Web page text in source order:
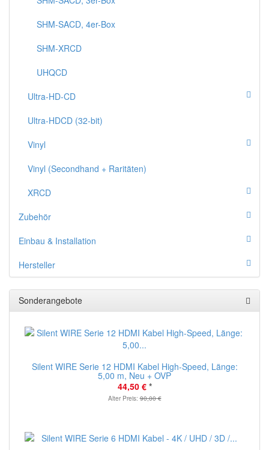
SHM-SACD, 4er-Box
SHM-XRCD
UHQCD
Ultra-HD-CD
Ultra-HDCD (32-bit)
Vinyl
Vinyl (Secondhand + Raritäten)
XRCD
Zubehör
Einbau & Installation
Hersteller
Sonderangebote
Silent WIRE Serie 12 HDMI Kabel High-Speed, Länge:
5,00 m, Neu + OVP
44,50 € *
Alter Preis:90,00 €